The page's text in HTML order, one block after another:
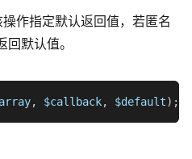
作指定默认返回值，若匿名
默认值。
, $callback, $default) ;